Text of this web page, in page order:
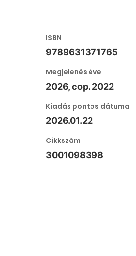
ISBN
9789631371765
Megjelenés éve
2026, cop. 2022
Kiadás pontos dátuma
2026.01.22
Cikkszám
3001098398